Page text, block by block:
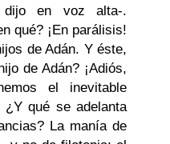
en voz alta-.
qué? ¡En parálisis!
de Adán. Y éste,
de Adán? ¡Adiós,
el inevitable
qué se adelanta
La manía de